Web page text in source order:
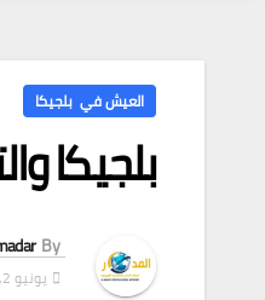
العيش في بلجيكا
بلجيكا
By
يونيو 2, 2026